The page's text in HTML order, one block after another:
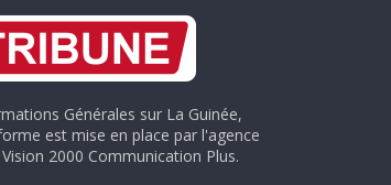
Générales sur La Guinée,
est mise en place par l'agence
2000 Communication Plus.